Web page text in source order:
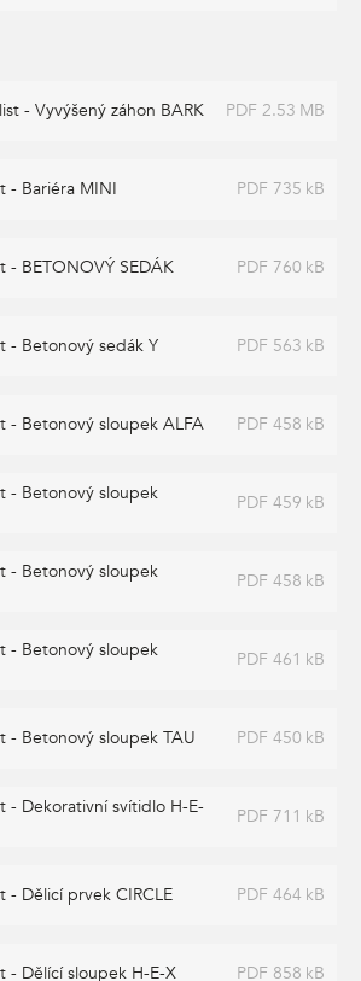
- Vyvýšený záhon BARK PDF 2.53 MB
- Bariéra MINI PDF 735 kB
- BETONOVÝ SEDÁK PDF 760 kB
- Betonový sedák Y PDF 563 kB
- Betonový sloupek ALFA PDF 458 kB
- Betonový sloupek
PDF 459 kB
- Betonový sloupek
PDF 458 kB
- Betonový sloupek
PDF 461 kB
- Betonový sloupek TAU PDF 450 kB
- Dekorativní svítidlo H-E-
PDF 711 kB
- Dělicí prvek CIRCLE PDF 464 kB
- Dělící sloupek H-E-X PDF 858 kB